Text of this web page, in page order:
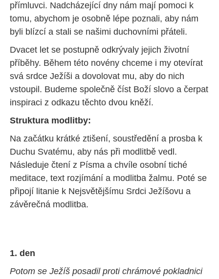
přímluvci. Nadcházející dny nám mají pomoci k
tomu, abychom je osobně lépe poznali, aby nám
byli blízcí a stali se našimi duchovními přáteli.
Dvacet let se postupně odkrývaly jejich životní
příběhy. Během této novény chceme i my otevírat
svá srdce Ježíši a dovolovat mu, aby do nich
vstoupil. Budeme společně číst Boží slovo a čerpat
inspiraci z odkazu těchto dvou kněží.
Struktura modlitby:
Na začátku krátké ztišení, soustředění a prosba k
Duchu Svatému, aby nás při modlitbě vedl.
Následuje čtení z Písma a chvíle osobní tiché
meditace, text rozjímání a modlitba žalmu. Poté se
připojí litanie k Nejsvětějšímu Srdci Ježíšovu a
závěrečná modlitba.
1. den
Potom se Ježíš posadil proti chrámové pokladnici